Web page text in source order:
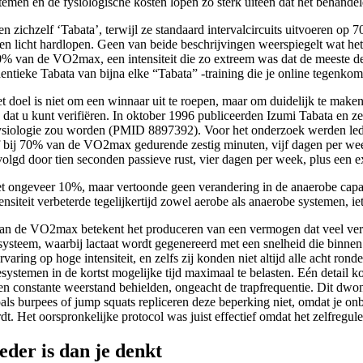
zichzelf ‘Tabata’, terwijl ze standaard intervalcircuits uitvoeren op
licht hardlopen. Geen van beide beschrijvingen weerspiegelt wat
van de VO2max, een intensiteit die zo extreem was dat de meeste
Tabata van bijna elke “Tabata” -training die je online
is niet om een ​​winnaar uit te roepen, maar om duidelijk te
u kunt verifiëren. In oktober 1996 publiceerden Izumi Tabata en
zou worden (PMID 8897392). Voor het onderzoek werden
70% van de VO2max gedurende zestig minuten, vijf dagen per
door tien seconden passieve rust, vier dagen per week, plus
10%, maar vertoonde geen verandering in de anaerobe
verbeterde tegelijkertijd zowel aerobe als anaerobe systemen,
de VO2max betekent het produceren van een vermogen dat veel
waarbij lactaat wordt gegenereerd met een snelheid die
op hoge intensiteit, en zelfs zij konden niet altijd alle acht
in de kortst mogelijke tijd maximaal te belasten. Eén detail
constante weerstand behielden, ongeacht de trapfrequentie. Dit
burpees of jump squats repliceren deze beperking niet, omdat je
Het oorspronkelijke protocol was juist effectief omdat het
is dan je denkt